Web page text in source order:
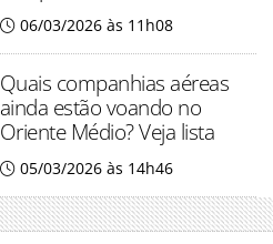
06/03/2026 às 11h08
Quais companhias aéreas
ainda estão voando no
Oriente Médio? Veja lista
05/03/2026 às 14h46